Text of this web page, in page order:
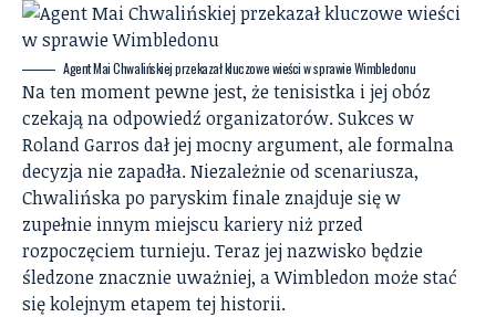
Agent Mai Chwalińskiej przekazał kluczowe wieści w sprawie Wimbledonu
Na ten moment pewne jest, że tenisistka i jej obóz
czekają na odpowiedź organizatorów. Sukces w
Roland Garros dał jej mocny argument, ale formalna
decyzja nie zapadła. Niezależnie od scenariusza,
Chwalińska po paryskim finale znajduje się w
zupełnie innym miejscu kariery niż przed
rozpoczęciem turnieju. Teraz jej nazwisko będzie
śledzone znacznie uważniej, a Wimbledon może stać
się kolejnym etapem tej historii.